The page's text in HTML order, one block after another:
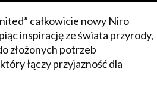
całkowicie nowy Niro
inspirację ze świata przyrody,
złożonych potrzeb
łączy przyjazność dla